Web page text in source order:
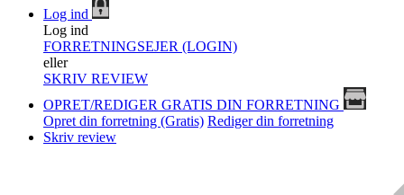
Log ind
Log ind
FORRETNINGSEJER (LOGIN)
eller
SKRIV REVIEW
OPRET/REDIGER GRATIS DIN FORRETNING
Opret din forretning (Gratis) Rediger din forretning
Skriv review